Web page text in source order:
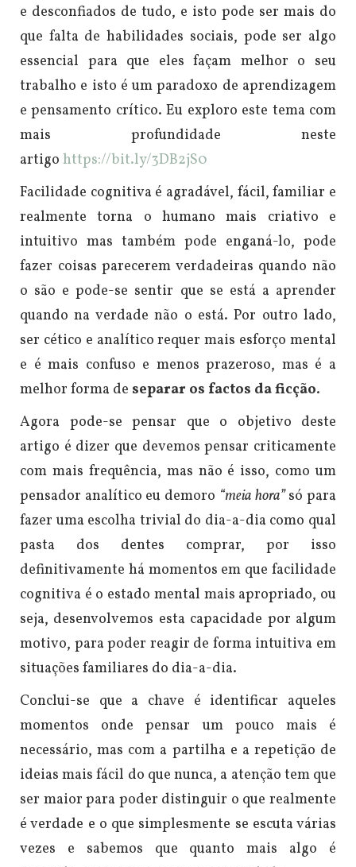
e desconfiados de tudo, e isto pode ser mais do
que falta de habilidades sociais, pode ser algo
essencial para que eles façam melhor o seu
trabalho e isto é um paradoxo de aprendizagem
e pensamento crítico. Eu exploro este tema com
mais profundidade neste
artigo https://bit.ly/3DB2jS0
Facilidade cognitiva é agradável, fácil, familiar e
realmente torna o humano mais criativo e
intuitivo mas também pode enganá-lo, pode
fazer coisas parecerem verdadeiras quando não
o são e pode-se sentir que se está a aprender
quando na verdade não o está. Por outro lado,
ser cético e analítico requer mais esforço mental
e é mais confuso e menos prazeroso, mas é a
melhor forma de separar os factos da ficção.
Agora pode-se pensar que o objetivo deste
artigo é dizer que devemos pensar criticamente
com mais frequência, mas não é isso, como um
pensador analítico eu demoro “meia hora”só para
fazer uma escolha trivial do dia-a-dia como qual
pasta dos dentes comprar, por isso
definitivamente há momentos em que facilidade
cognitiva é o estado mental mais apropriado, ou
seja, desenvolvemos esta capacidade por algum
motivo, para poder reagir de forma intuitiva em
situações familiares do dia-a-dia.
Conclui-se que a chave é identificar aqueles
momentos onde pensar um pouco mais é
necessário, mas com a partilha e a repetição de
ideias mais fácil do que nunca, a atenção tem que
ser maior para poder distinguir o que realmente
é verdade e o que simplesmente se escuta várias
vezes e sabemos que quanto mais algo é